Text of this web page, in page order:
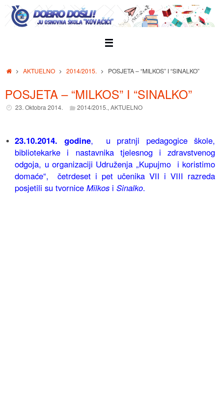
Skip
content
HomeAKTUELNO 2014/2015. POSJETA – “MILKOS” I “SINALKO”
POSJETA – “MILKOS” I “SINALKO”
23. Oktobra 2014. 2014/2015.,AKTUELNO
23.10.2014. godine, u pratnji pedagogice škole,
bibliotekarke i nastavnika tjelesnog i zdravstvenog
odgoja, u organizaciji Udruženja „Kupujmo i koristimo
domaće“, četrdeset i pet učenika VII i VIII razreda
posjetili su tvorniceMilkos iSinalko.